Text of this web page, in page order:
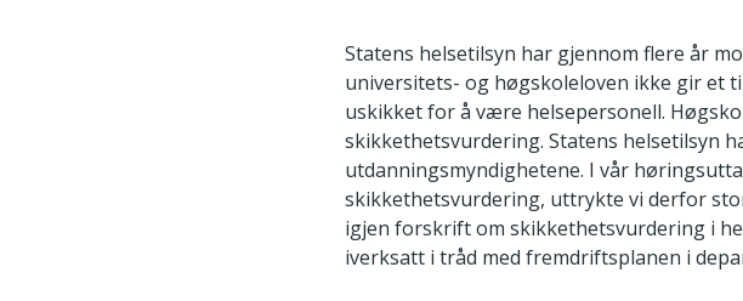
Statens helsetilsyn har gjennom flere år
universitets- og høgskoleloven ikke gir et
uskikket for å være helsepersonell.
skikkethetsvurdering. Statens helsetilsyn
utdanningsmyndighetene. I vår
skikkethetsvurdering, uttrykte vi derfor
igjen forskrift om skikkethetsvurdering i
iverksatt i tråd med fremdriftsplanen i